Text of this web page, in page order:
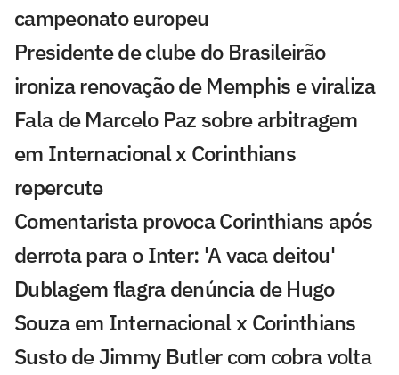
campeonato europeu
Presidente de clube do Brasileirão
ironiza renovação de Memphis e viraliza
Fala de Marcelo Paz sobre arbitragem
em Internacional x Corinthians
repercute
Comentarista provoca Corinthians após
derrota para o Inter: 'A vaca deitou'
Dublagem flagra denúncia de Hugo
Souza em Internacional x Corinthians
Susto de Jimmy Butler com cobra volta